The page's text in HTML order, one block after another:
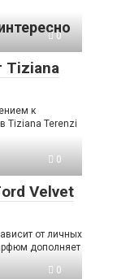
0
Tiziana
к
Tiziana Terenzi
0
Velvet
от личных
дополняет
0